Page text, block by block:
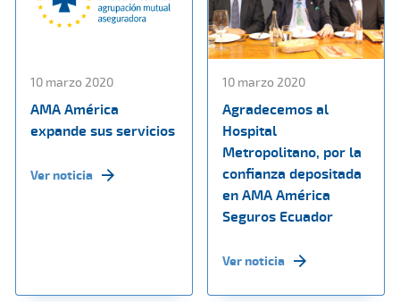
10 marzo 2020
AMA América
expande sus servicios
Ver noticia
10 marzo 2020
Agradecemos al
Hospital
Metropolitano, por la
confianza depositada
en AMA América
Seguros Ecuador
Ver noticia